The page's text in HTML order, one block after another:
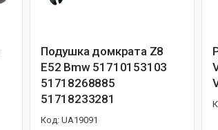
Подушка домкрата Z8
E52 Bmw 51710153103
51718268885
51718233281
UA19091